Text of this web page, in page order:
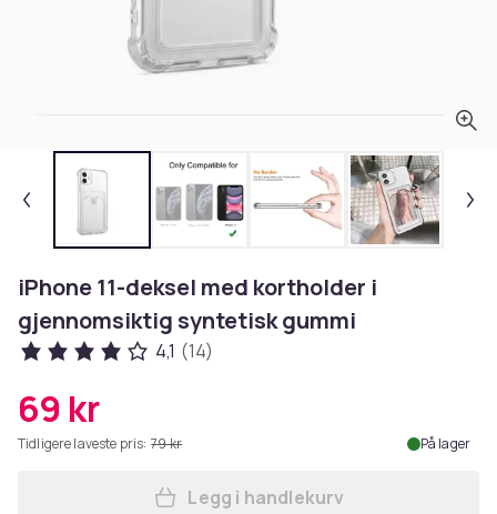
iPhone 11-deksel med kortholder i
gjennomsiktig syntetisk gummi
4,1 (14)
69 kr
Tidligere laveste pris: 79 kr På lager
Legg iPhone 11-deksel
Legg i handlekurv